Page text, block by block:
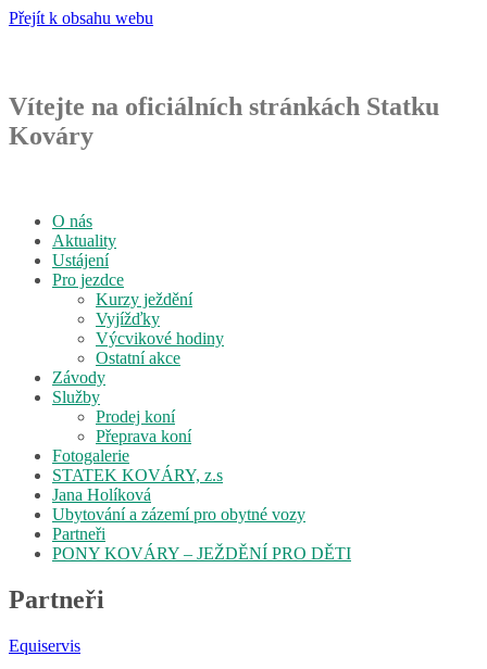
Přejít k obsahu webu
Vítejte na oficiálních stránkách Statku
Kováry
O nás
Aktuality
Ustájení
Pro jezdce
Kurzy ježdění
Vyjížďky
Výcvikové hodiny
Ostatní akce
Závody
Služby
Prodej koní
Přeprava koní
Fotogalerie
STATEK KOVÁRY, z.s
Jana Holíková
Ubytování a zázemí pro obytné vozy
Partneři
PONY KOVÁRY – JEŽDĚNÍ PRO DĚTI
Partneři
Equiservis